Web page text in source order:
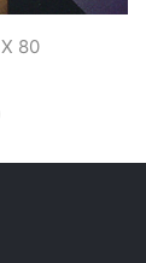
80